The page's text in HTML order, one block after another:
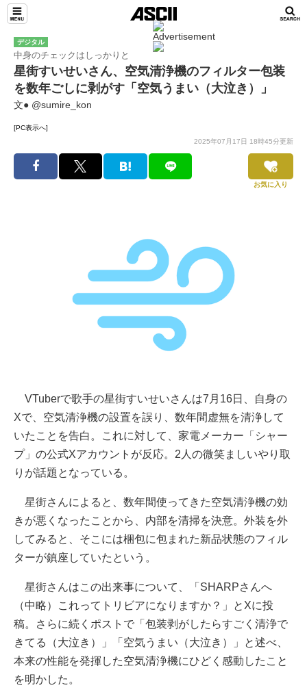
デジタル
中身のチェックはしっかりと
星街すいせいさん、空気清浄機のフィルター包装
を数年ごしに剥がす「空気うまい（大泣き）」
文● @sumire_kon
[PC表示へ]
2025年07月17日 18時45分更新
お気に入り
VTuberで歌手の星街すいせいさんは7月16日、自身の
Xで、空気清浄機の設置を誤り、数年間虚無を清浄して
いたことを告白。これに対して、家電メーカー「シャー
プ」の公式Xアカウントが反応。2人の微笑ましいやり取
りが話題となっている。
星街さんによると、数年間使ってきた空気清浄機の効
きが悪くなったことから、内部を清掃を決意。外装を外
してみると、そこには梱包に包まれた新品状態のフィル
ターが鎮座していたという。
星街さんはこの出来事について、「SHARPさんへ
（中略）これってトリビアになりますか？」とXに投
稿。さらに続くポストで「包装剥がしたらすごく清浄で
きてる（大泣き）」「空気うまい（大泣き）」と述べ、
本来の性能を発揮した空気清浄機にひどく感動したこと
を明かした。